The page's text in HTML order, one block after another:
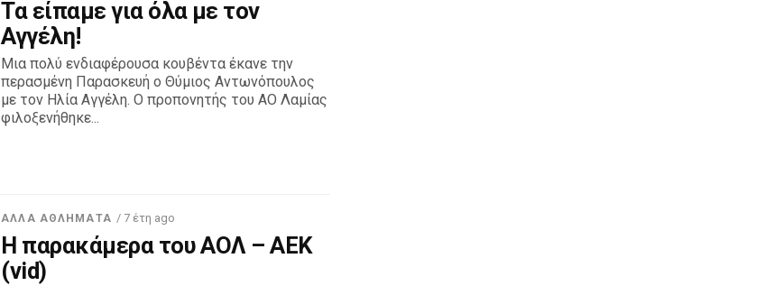
Τα είπαμε για όλα με τον
Αγγέλη!
Μια πολύ ενδιαφέρουσα κουβέντα έκανε την
περασμένη Παρασκευή ο Θύμιος Αντωνόπουλος
με τον Ηλία Αγγέλη. Ο προπονητής του ΑΟ Λαμίας
φιλοξενήθηκε...
ΆΛΛΑ ΑΘΛΉΜΑΤΑ / 7 έτη ago
Η παρακάμερα του ΑΟΛ – ΑΕΚ
(vid)